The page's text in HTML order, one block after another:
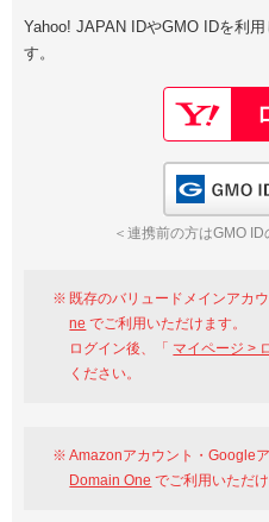
Google
GMO ID
※AmazonはValue
Value Domain
以下でも
Google
GMO ID
Yahoo! JAPAN IDやGMO IDを利
す。
＜連携前の方はGMO
既存のバリュードメインアカ
ne でご利用いただけます。
ログイン後、「 マイページ >
ください。
Amazonアカウント・Google
Domain One でご利用いただけ